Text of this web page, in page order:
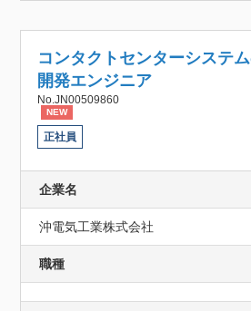
コンタクトセンターシステ
開発エンジニア
No.JN00509860
NEW
正社員
企業名
沖電気工業株式会社
職種